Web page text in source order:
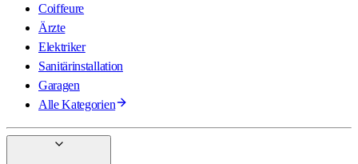
Coiffeure
Ärzte
Elektriker
Sanitärinstallation
Garagen
Alle Kategorien